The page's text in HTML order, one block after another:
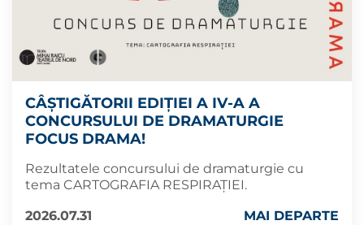
CÂȘTIGĂTORII EDIȚIEI A IV-A A
CONCURSULUI DE DRAMATURGIE
FOCUS DRAMA!
Rezultatele concursului de dramaturgie cu
tema CARTOGRAFIA RESPIRAȚIEI.
2026.07.31
MAI DEPARTE